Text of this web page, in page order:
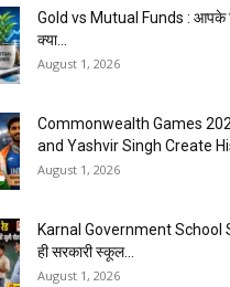
Gold vs Mutual Funds : आपके
क्या...
August 1, 2026
Commonwealth Games
and Yashvir Singh Create
August 1, 2026
Karnal Government School
ही सरकारी स्कूल...
August 1, 2026